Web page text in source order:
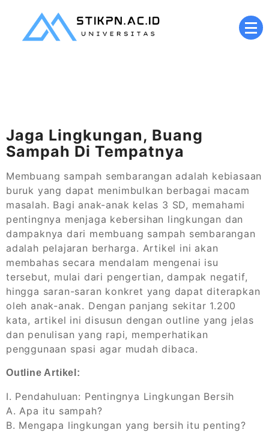
content
Jaga Lingkungan, Buang
Sampah Di Tempatnya
Membuang sampah sembarangan adalah kebiasaan
buruk yang dapat menimbulkan berbagai macam
masalah. Bagi anak-anak kelas 3 SD, memahami
pentingnya menjaga kebersihan lingkungan dan
dampaknya dari membuang sampah sembarangan
adalah pelajaran berharga. Artikel ini akan
membahas secara mendalam mengenai isu
tersebut, mulai dari pengertian, dampak negatif,
hingga saran-saran konkret yang dapat diterapkan
oleh anak-anak. Dengan panjang sekitar 1.200
kata, artikel ini disusun dengan outline yang jelas
dan penulisan yang rapi, memperhatikan
penggunaan spasi agar mudah dibaca.
Outline Artikel:
I. Pendahuluan: Pentingnya Lingkungan Bersih
A. Apa itu sampah?
B. Mengapa lingkungan yang bersih itu penting?